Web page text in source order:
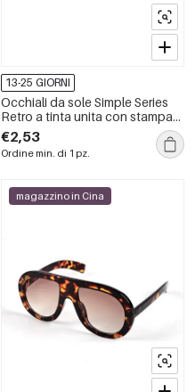
13-25 GIORNI
Occhiali da sole Simple Series
Retro a tinta unita con stampa
leopardata sfumata
€2,53
Ordine min. di 1 pz.
magazzino in Cina